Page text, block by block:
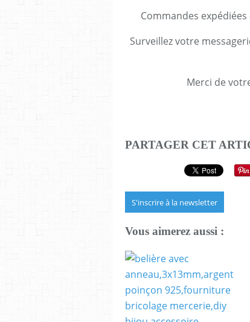
Commandes
Surveillez votre
Merci de
PARTAGER CET
S'inscrire à la newsletter
Vous aimerez aussi :